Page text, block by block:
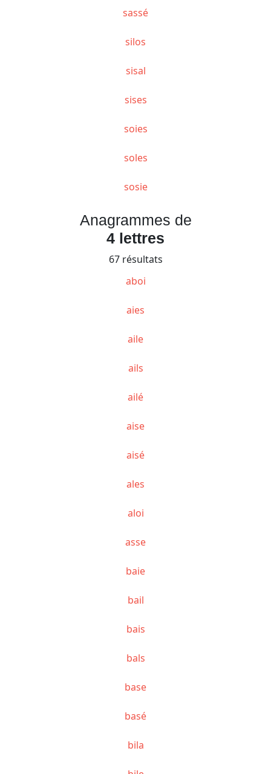
sassé
silos
sisal
sises
soies
soles
sosie
Anagrammes de
4 lettres
67 résultats
aboi
aies
aile
ails
ailé
aise
aisé
ales
aloi
asse
baie
bail
bais
bals
base
basé
bila